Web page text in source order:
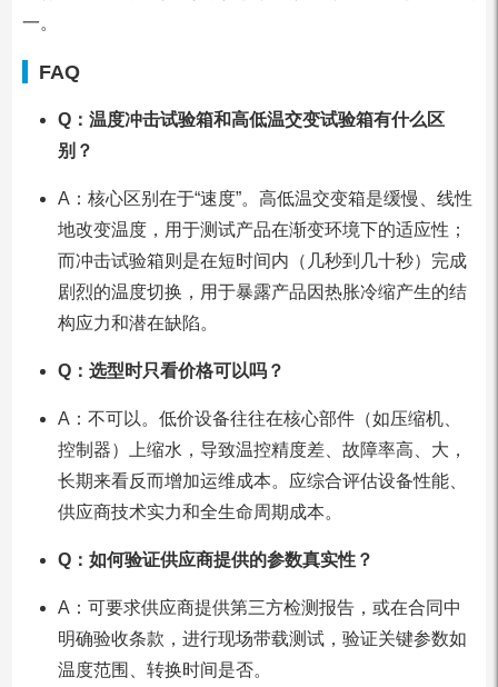
一。
FAQ
Q：温度冲击试验箱和高低温交变试验箱有什么区
别？
A：核心区别在于“速度”。高低温交变箱是缓慢、线性
地改变温度，用于测试产品在渐变环境下的适应性；
而冲击试验箱则是在短时间内（几秒到几十秒）完成
剧烈的温度切换，用于暴露产品因热胀冷缩产生的结
构应力和潜在缺陷。
Q：选型时只看价格可以吗？
A：不可以。低价设备往往在核心部件（如压缩机、
控制器）上缩水，导致温控精度差、故障率高、大，
长期来看反而增加运维成本。应综合评估设备性能、
供应商技术实力和全生命周期成本。
Q：如何验证供应商提供的参数真实性？
A：可要求供应商提供第三方检测报告，或在合同中
明确验收条款，进行现场带载测试，验证关键参数如
温度范围、转换时间是否。